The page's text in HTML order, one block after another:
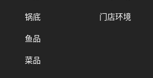
锅底
鱼品
菜品
门店环境